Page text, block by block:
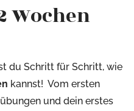
Wochen
du Schritt für Schritt, wie
kannst! Vom ersten
und dein erstes